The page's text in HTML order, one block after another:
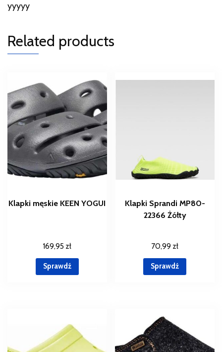
yyyyy
Related products
Klapki męskie KEEN YOGUI
169,95 zł
Sprawdź
Klapki Sprandi MP80-
22366 Żółty
70,99 zł
Sprawdź